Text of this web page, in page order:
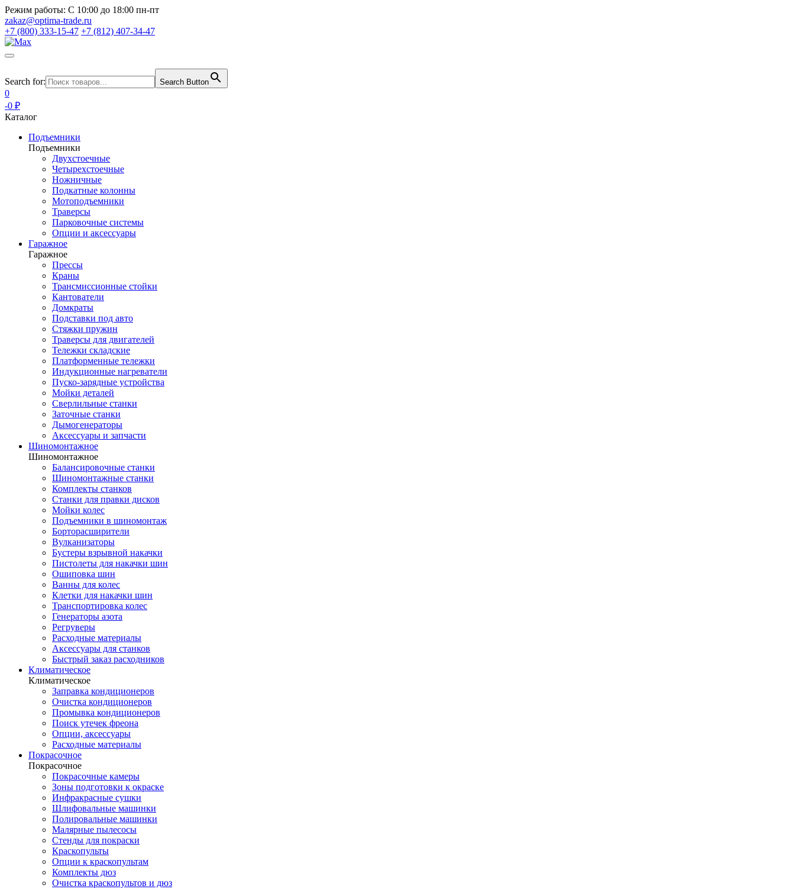
Режим работы: С 10:00 до 18:00 пн-пт
zakaz@optima-trade.ru
+7 (800) 333-15-47 +7 (812) 407-34-47
Search for: Search Button
0
-0 ₽
Каталог
Подъемники
Подъемники
Двухстоечные
Четырехстоечные
Ножничные
Подкатные колонны
Мотоподъемники
Траверсы
Парковочные системы
Опции и аксессуары
Гаражное
Гаражное
Прессы
Краны
Трансмиссионные стойки
Кантователи
Домкраты
Подставки под авто
Стяжки пружин
Траверсы для двигателей
Тележки складские
Платформенные тележки
Индукционные нагреватели
Пуско-зарядные устройства
Мойки деталей
Сверлильные станки
Заточные станки
Дымогенераторы
Аксессуары и запчасти
Шиномонтажное
Шиномонтажное
Балансировочные станки
Шиномонтажные станки
Комплекты станков
Станки для правки дисков
Мойки колес
Подъемники в шиномонтаж
Борторасширители
Вулканизаторы
Бустеры взрывной накачки
Пистолеты для накачки шин
Ошиповка шин
Ванны для колес
Клетки для накачки шин
Транспортировка колес
Генераторы азота
Регруверы
Расходные материалы
Аксессуары для станков
Быстрый заказ расходников
Климатическое
Климатическое
Заправка кондиционеров
Очистка кондиционеров
Промывка кондиционеров
Поиск утечек фреона
Опции, аксессуары
Расходные материалы
Покрасочное
Покрасочное
Покрасочные камеры
Зоны подготовки к окраске
Инфракрасные сушки
Шлифовальные машинки
Полировальные машинки
Малярные пылесосы
Стенды для покраски
Краскопульты
Опции к краскопультам
Комплекты дюз
Очистка краскопультов и дюз